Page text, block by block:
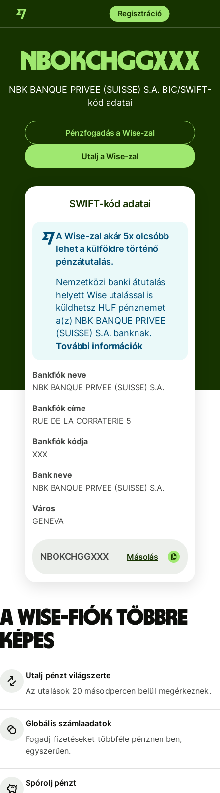
Regisztráció
NBOKCHGGXXX
NBK BANQUE PRIVEE (SUISSE) S.A. BIC/SWIFT-
kód adatai
Pénzfogadás a Wise-zal
Utalj a Wise-zal
SWIFT-kód adatai
A Wise-zal akár 5x olcsóbb
lehet a külföldre történő
pénzátutalás.
Nemzetközi banki átutalás
helyett Wise utalással is
küldhetsz HUF pénznemet
a(z) NBK BANQUE PRIVEE
(SUISSE) S.A. banknak.
További információk
Bankfiók neve
NBK BANQUE PRIVEE (SUISSE) S.A.
Bankfiók címe
RUE DE LA CORRATERIE 5
Bankfiók kódja
XXX
Bank neve
NBK BANQUE PRIVEE (SUISSE) S.A.
Város
GENEVA
NBOKCHGGXXX Másolás
A Wise-fiók többre
képes
Utalj pénzt világszerte
Az utalások 20 másodpercen belül megérkeznek.
Globális számlaadatok
Fogadj fizetéseket többféle pénznemben,
egyszerűen.
Spórolj pénzt